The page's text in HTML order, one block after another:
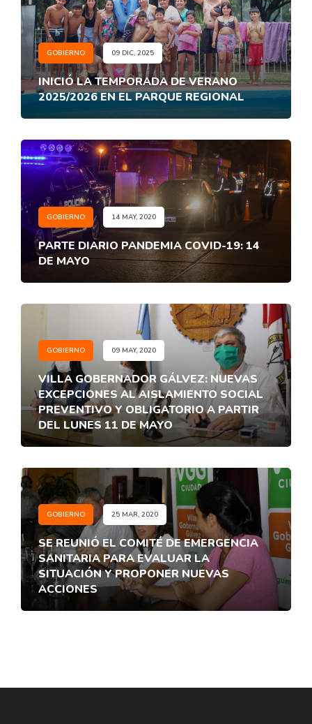
GOBIERNO 09 DIC, 2025
INICIÓ LA TEMPORADA DE VERANO
2025/2026 EN EL PARQUE REGIONAL
GOBIERNO 14 MAY, 2020
PARTE DIARIO PANDEMIA COVID-19: 14
DE MAYO
GOBIERNO 09 MAY, 2020
VILLA GOBERNADOR GÁLVEZ: NUEVAS
EXCEPCIONES AL AISLAMIENTO SOCIAL
PREVENTIVO Y OBLIGATORIO A PARTIR
DEL LUNES 11 DE MAYO
GOBIERNO 25 MAR, 2020
SE REUNIÓ EL COMITÉ DE EMERGENCIA
SANITARIA PARA EVALUAR LA
SITUACIÓN Y PROPONER NUEVAS
ACCIONES